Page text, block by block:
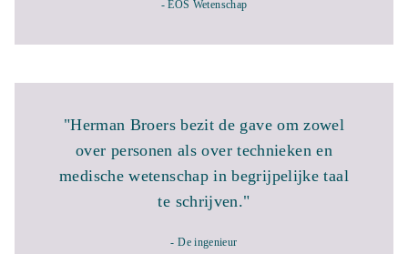
- EOS Wetenschap
"Herman Broers bezit de gave om zowel
over personen als over technieken en
medische wetenschap in begrijpelijke taal
te schrijven."
- De ingenieur